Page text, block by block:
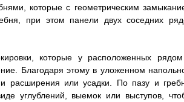
которые с геометрическим
при этом панели двух соседних
которые у расположенных
Благодаря этому в уложенном
расширения или усадки. По пазу и
углублений, выемок или выступов,